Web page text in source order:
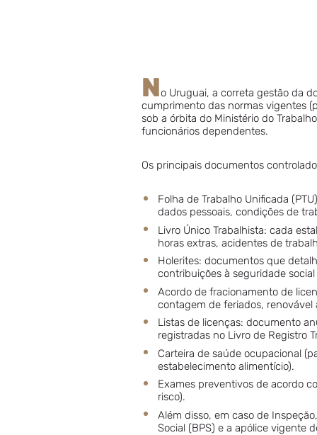
No Uruguai, a correta gestão da
cumprimento das normas vigentes
sob a órbita do Ministério do
funcionários dependentes.
Os principais documentos
Folha de Trabalho Unificada
dados pessoais, condições de
Livro Único Trabalhista: cada
horas extras, acidentes de
Holerites: documentos que
contribuições à seguridade
Acordo de fracionamento de
contagem de feriados, renovável
Listas de licenças: documento
registradas no Livro de Registro
Carteira de saúde ocupacional
estabelecimento alimentício).
Exames preventivos de acordo
risco).
Além disso, em caso de
Social (BPS) e a apólice vigente